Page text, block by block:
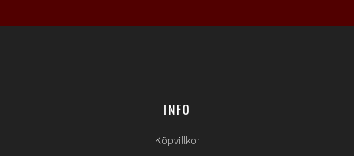
INFO
Köpvillkor